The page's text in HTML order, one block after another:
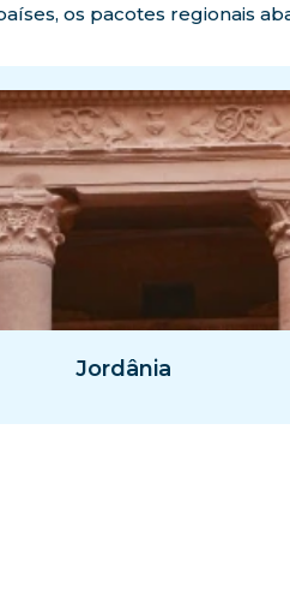
os pacotes regionais
Jordânia